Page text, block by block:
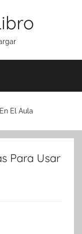
El Aula
Para Usar